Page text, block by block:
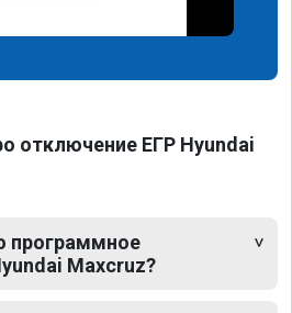
отключение ЕГР Hyundai
программное
Maxcruz?